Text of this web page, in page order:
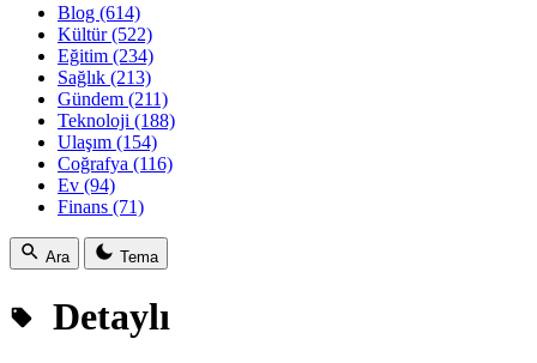
Blog (614)
Kültür(522)
Eğitim (234)
Sağlık (213)
Gündem (211)
Teknoloji (188)
Ulaşım (154)
Coğrafya (116)
Ev (94)
Finans (71)
Ara Tema
Detaylı